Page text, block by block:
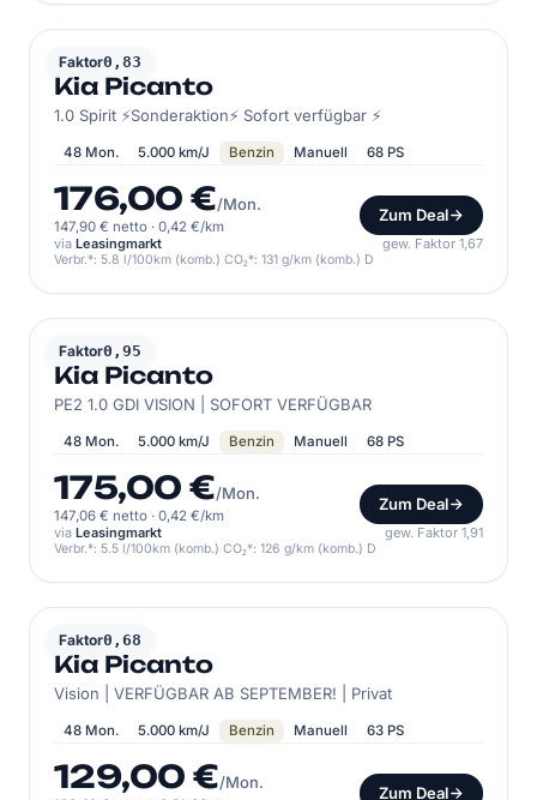
Faktor0,83
KIA
Kia Picanto
1.0 Spirit ⚡Sonderaktion⚡ Sofort verfügbar ⚡
48 Mon. 5.000 km/J Benzin Manuell 68 PS
176,00 €/Mon.
147,90 € netto · 0,42 €/km
Zum Deal
via Leasingmarkt gew. Faktor 1,67
Verbr.*: 5.8 l/100km (komb.) CO₂*: 131 g/km (komb.) D
Faktor0,95
KIA
Kia Picanto
PE2 1.0 GDI VISION | SOFORT VERFÜGBAR
48 Mon. 5.000 km/J Benzin Manuell 68 PS
175,00 €/Mon.
147,06 € netto · 0,42 €/km
Zum Deal
via Leasingmarkt gew. Faktor 1,91
Verbr.*: 5.5 l/100km (komb.) CO₂*: 126 g/km (komb.) D
Faktor0,68
KIA
Kia Picanto
Vision | VERFÜGBAR AB SEPTEMBER! | Privat
48 Mon. 5.000 km/J Benzin Manuell 63 PS
129,00 €/Mon.
Zum Deal